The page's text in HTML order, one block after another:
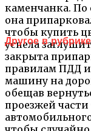
каменчанка. По
она
чтобы купить
успела
закрыта
правилам ПДД
машину на
обещав
проезжей части
Другое в